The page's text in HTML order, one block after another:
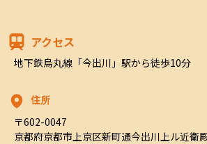
アクセス
地下鉄烏丸線「今出川」駅から徒歩10分
住所
〒602-0047
京都府京都市上京区新町通今出川上ル近衛